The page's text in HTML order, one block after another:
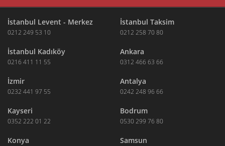
İstanbul Levent - Merkez
0212 249 53 10
İstanbul Taksim
0212 258 70 80
İstanbul Kadıköy
0216 411 11 55
Ankara
0312 466 63 66
İzmir
0232 441 97 55
Antalya
0242 248 96 66
Kayseri
0352 222 01 22
Bodrum
0530 299 76 80
Konya Samsun